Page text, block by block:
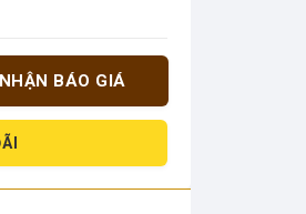
BÁO GIÁ